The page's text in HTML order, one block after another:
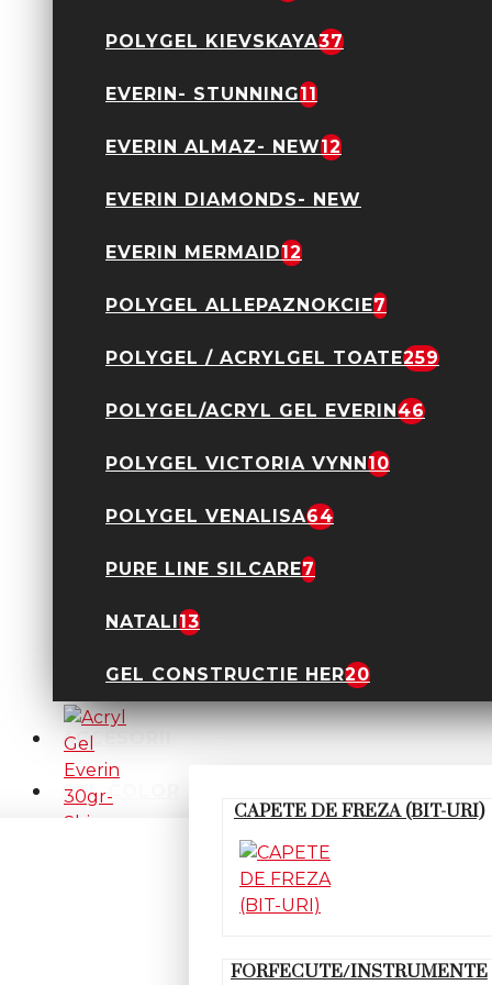
POLYGEL KIEVSKAYA37
EVERIN- STUNNING11
EVERIN ALMAZ- NEW12
EVERIN DIAMONDS- NEW
EVERIN MERMAID12
POLYGEL ALLEPAZNOKCIE7
POLYGEL / ACRYLGEL TOATE259
POLYGEL/ACRYL GEL EVERIN46
POLYGEL VICTORIA VYNN10
POLYGEL VENALISA64
PURE LINE SILCARE7
NATALI13
GEL CONSTRUCTIE HER20
ACCESORII
CAPETE DE FREZA (BIT-URI)
FORFECUTE/INSTRUMENTE
GEL COLOR
Nude 12
Acryl Gel Everin 30gr-
89,90 Lei
89,90 Lei